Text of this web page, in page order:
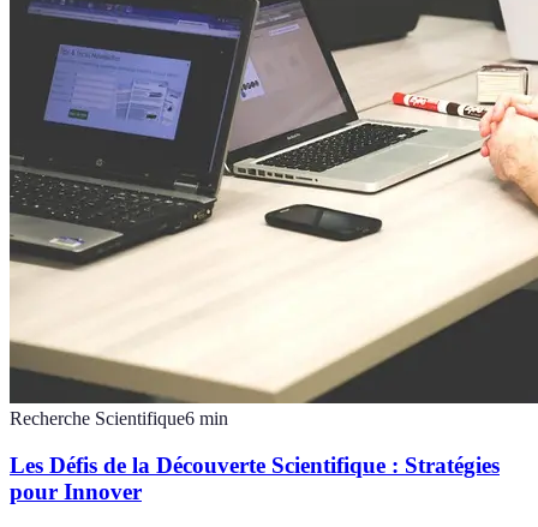
Recherche Scientifique6 min
Les Défis de la Découverte Scientifique : Stratégies
pour Innover